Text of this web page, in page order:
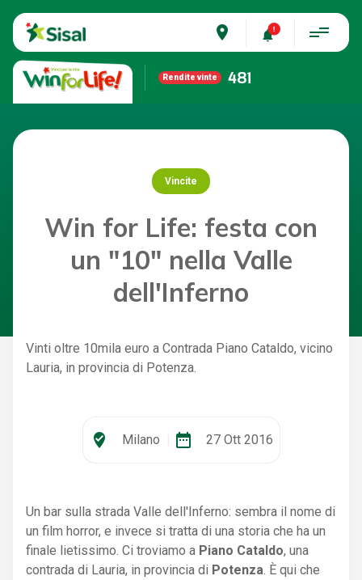
place
Rendite vinte 481
Vincite
Win for Life: festa con
un "10" nella Valle
dell'Inferno
Vinti oltre 10mila euro a Contrada Piano Cataldo, vicino
Lauria, in provincia di Potenza.
where_to_vote Milano date_range 27 Ott 2016
Un bar sulla strada Valle dell'Inferno: sembra il nome di
un film horror, e invece si tratta di una storia che ha un
finale lietissimo. Ci troviamo a Piano Cataldo, una
contrada di Lauria, in provincia di Potenza. È qui che